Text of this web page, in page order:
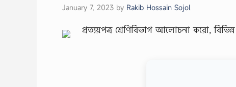
January 7, 2023 by Rakib Hossain Sojol